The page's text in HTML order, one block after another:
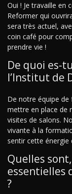
Oui ! Je travaille en
Reformer qui
sera très actuel,
coin café pour
prendre vie !
De quoi es-
l’Institut de
De notre équipe de
mettre en place de
visites de salons.
vivante à la
sentir cette énergie
Quelles
essentielles
?